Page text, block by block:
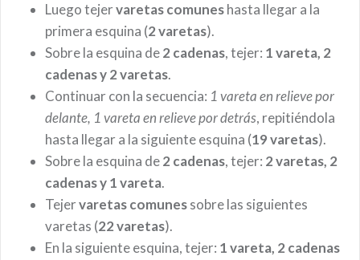
Luego tejervaretas comuneshasta llegar a la
primera esquina (2 varetas).
Sobre la esquina de2 cadenas, tejer: 1 vareta, 2
cadenas y 2 varetas.
Continuar con la secuencia: 1 vareta en relieve por
delante, 1 vareta en relieve por detrás, repitiéndola
hasta llegar a la siguiente esquina (19 varetas).
Sobre la esquina de2 cadenas, tejer: 2 varetas, 2
cadenas y 1 vareta.
Tejervaretas comunessobre las siguientes
varetas (22 varetas).
En la siguiente esquina, tejer: 1 vareta, 2 cadenas